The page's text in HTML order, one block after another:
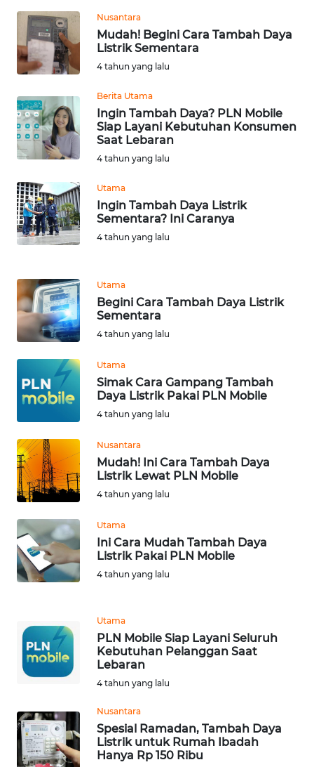
Nusantara
Mudah! Begini Cara Tambah Daya
Listrik Sementara
4 tahun yang lalu
Berita Utama
Ingin Tambah Daya? PLN Mobile
Siap Layani Kebutuhan Konsumen
Saat Lebaran
4 tahun yang lalu
Utama
Ingin Tambah Daya Listrik
Sementara? Ini Caranya
4 tahun yang lalu
Utama
Begini Cara Tambah Daya Listrik
Sementara
4 tahun yang lalu
Utama
Simak Cara Gampang Tambah
Daya Listrik Pakai PLN Mobile
4 tahun yang lalu
Nusantara
Mudah! Ini Cara Tambah Daya
Listrik Lewat PLN Mobile
4 tahun yang lalu
Utama
Ini Cara Mudah Tambah Daya
Listrik Pakai PLN Mobile
4 tahun yang lalu
Utama
PLN Mobile Siap Layani Seluruh
Kebutuhan Pelanggan Saat
Lebaran
4 tahun yang lalu
Nusantara
Spesial Ramadan, Tambah Daya
Listrik untuk Rumah Ibadah
Hanya Rp 150 Ribu
KARO
WN
SIMALUNGUN
WN
LABUHANBATU
WN
TENGAH
WN DELI
SERDANG
TEBING
TINGGI
WN
PAKPAK
WN
KARAWANG
WN
BEKASI
WN
WN
DEPOK
UTARA
WN
PADANG
LAWAS